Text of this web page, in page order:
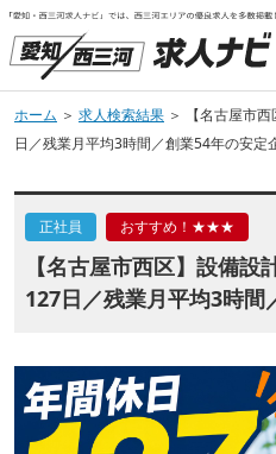
ホーム ＞ 求人検索結果 ＞ 【名古屋市
日／残業月平均3時間／創業54年の安定
正社員 おすすめ！★★★
【名古屋市西区】設備設
127日／残業月平均3時間